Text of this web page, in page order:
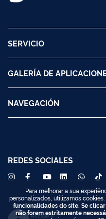
SERVICIO
GALERÍA DE
NAVEGACIÓN
REDES SOCIALES
Acesso à
Para melhorar a sua
personalizados, utilizamos cookies.
funcionalidades do site. Se
não forem estritamente